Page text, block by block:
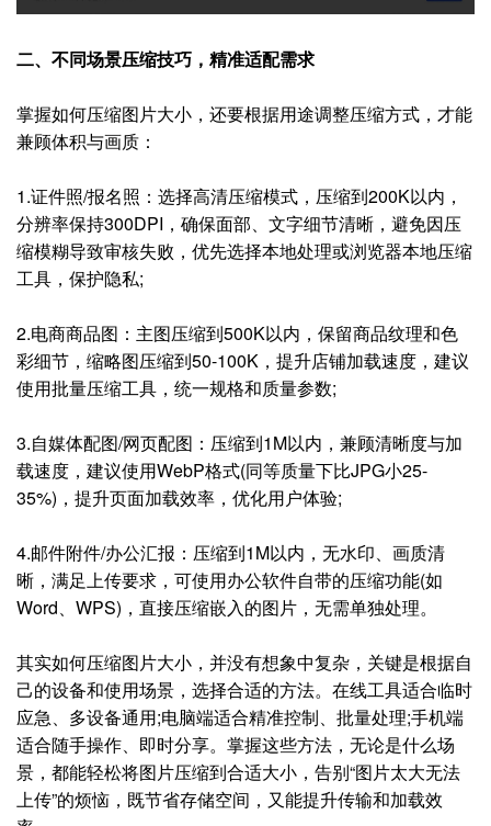
二、不同场景压缩技巧，精准适配需求
掌握如何压缩图片大小，还要根据用途调整压缩方式，才能
兼顾体积与画质：
1.证件照/报名照：选择高清压缩模式，压缩到200K以内，
分辨率保持300DPI，确保面部、文字细节清晰，避免因压
缩模糊导致审核失败，优先选择本地处理或浏览器本地压缩
工具，保护隐私;
2.电商商品图：主图压缩到500K以内，保留商品纹理和色
彩细节，缩略图压缩到50-100K，提升店铺加载速度，建议
使用批量压缩工具，统一规格和质量参数;
3.自媒体配图/网页配图：压缩到1M以内，兼顾清晰度与加
载速度，建议使用WebP格式(同等质量下比JPG小25-
35%)，提升页面加载效率，优化用户体验;
4.邮件附件/办公汇报：压缩到1M以内，无水印、画质清
晰，满足上传要求，可使用办公软件自带的压缩功能(如
Word、WPS)，直接压缩嵌入的图片，无需单独处理。
其实如何压缩图片大小，并没有想象中复杂，关键是根据自
己的设备和使用场景，选择合适的方法。在线工具适合临时
应急、多设备通用;电脑端适合精准控制、批量处理;手机端
适合随手操作、即时分享。掌握这些方法，无论是什么场
景，都能轻松将图片压缩到合适大小，告别“图片太大无法
上传”的烦恼，既节省存储空间，又能提升传输和加载效